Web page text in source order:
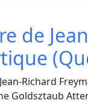
de
Richard
Goldsztaub